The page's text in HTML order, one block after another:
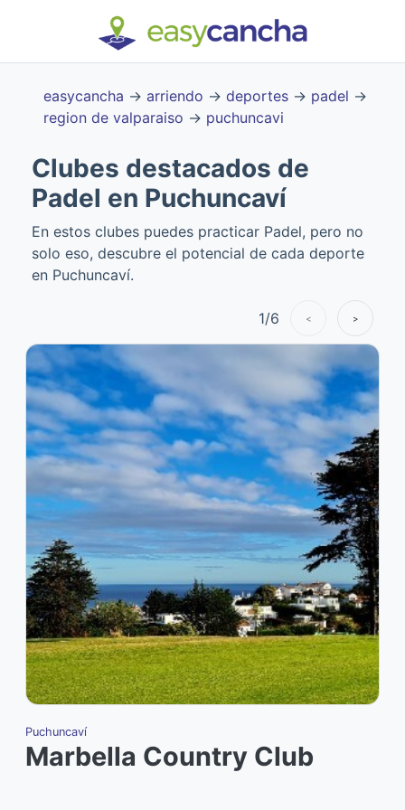
easycancha → arriendo → deportes → padel →
region de valparaiso → puchuncavi
Puchuncaví
Marbella Country Club
Clubes destacados de
Padel en Puchuncaví
En estos clubes puedes practicar Padel, pero no
solo eso, descubre el potencial de cada deporte
en Puchuncaví.
1/6 < >